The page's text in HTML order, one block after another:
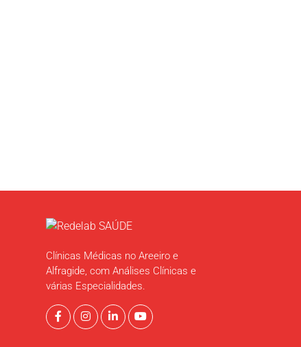
Clínicas Médicas no Areeiro e
Alfragide, com Análises Clínicas e
várias Especialidades.